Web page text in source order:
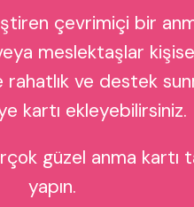
çevrimiçi bir
meslektaşlar
ve destek
kartı ekleyebilirsiniz.
güzel anma kartı
yapın.